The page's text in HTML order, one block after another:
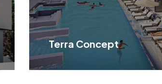
Terra Concept